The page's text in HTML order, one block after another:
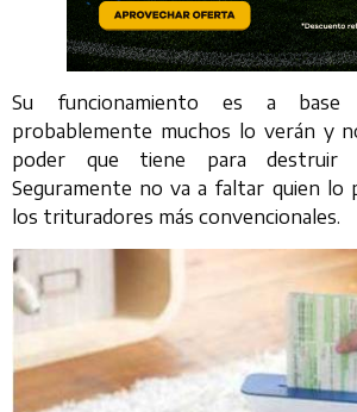
Su funcionamiento es a
probablemente muchos lo verán y
poder que tiene para destruir
Seguramente no va a faltar quien lo
los trituradores más convencionales.